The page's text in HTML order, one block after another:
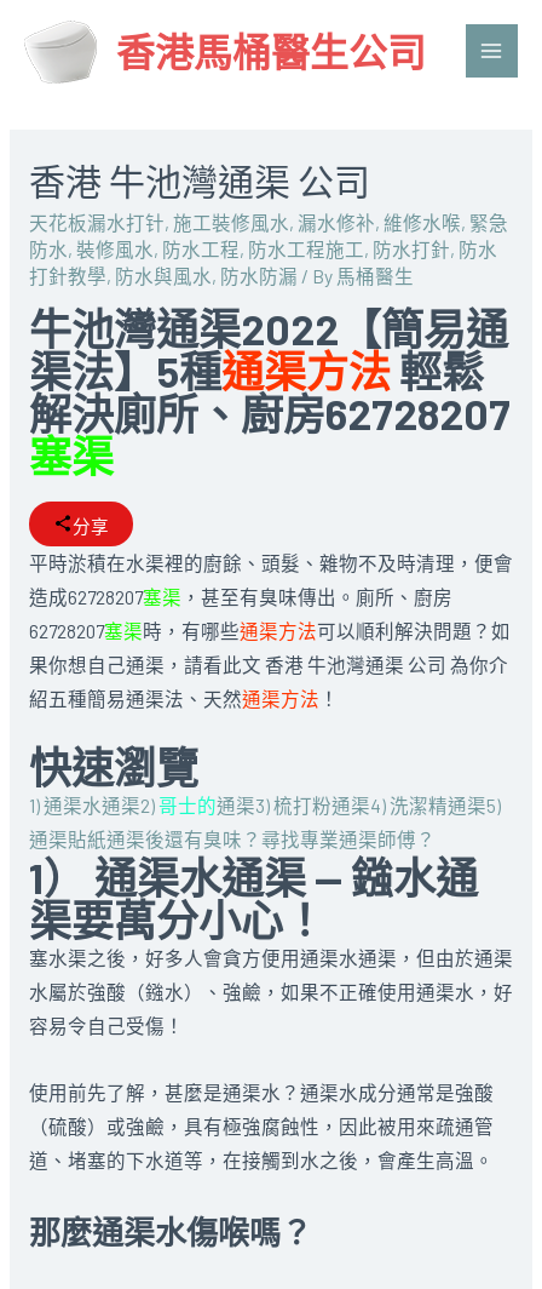
香港馬桶醫生公司
Main
香港 牛池灣通渠 公司
天花板漏水打针, 施工裝修風水, 漏水修补, 維修水喉, 緊急
防水, 裝修風水, 防水工程, 防水工程施工, 防水打針, 防水
打針教學, 防水與風水, 防水防漏 / By 馬桶醫生
牛池灣通渠2022【簡易通
渠法】5種通渠方法輕鬆
解決廁所、廚房62728207
塞渠
分享
平時淤積在水渠裡的廚餘、頭髮、雜物不及時清理，便會
造成62728207塞渠 ，甚至有臭味傳出。廁所、廚房
62728207塞渠時，有哪些通渠方法可以順利解決問題？如
果你想自己通渠，請看此文 香港 牛池灣通渠 公司 為你介
紹五種簡易通渠法、天然通渠方法 ！
快速瀏覽
1) 通渠水通渠2)哥士的通渠3) 梳打粉通渠4) 洗潔精通渠5)
通渠貼紙通渠後還有臭味？ 尋找專業通渠師傅？
1） 通渠水通渠 — 鏹水通
渠要萬分小心！
塞水渠之後，好多人會貪方便用通渠水通渠，但由於通渠
水屬於強酸（鏹水）、強鹼，如果不正確使用通渠水，好
容易令自己受傷！
使用前先了解，甚麼是通渠水？通渠水成分通常是強酸
（硫酸）或強鹼，具有極強腐蝕性，因此被用來疏通管
道、堵塞的下水道等，在接觸到水之後，會產生高溫。
那麼通渠水傷喉嗎？